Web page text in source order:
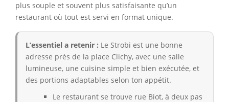
plus souple et souvent plus satisfaisante qu’un
restaurant où tout est servi en format unique.
L’essentiel a retenir : Le Strobi est une bonne
adresse près de la place Clichy, avec une salle
lumineuse, une cuisine simple et bien exécutée, et
des portions adaptables selon ton appétit.
Le restaurant se trouve rue Biot, à deux pas